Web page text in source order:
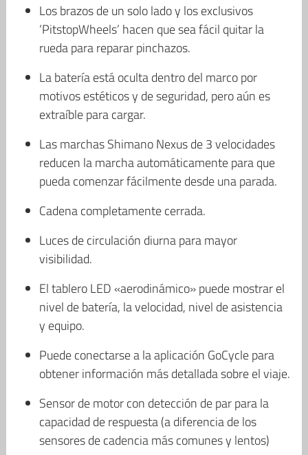
Los brazos de un solo lado y los exclusivos
‘PitstopWheels’ hacen que sea fácil quitar la
rueda para reparar pinchazos.
La batería está oculta dentro del marco por
motivos estéticos y de seguridad, pero aún es
extraíble para cargar.
Las marchas Shimano Nexus de 3 velocidades
reducen la marcha automáticamente para que
pueda comenzar fácilmente desde una parada.
Cadena completamente cerrada.
Luces de circulación diurna para mayor
visibilidad.
El tablero LED «aerodinámico» puede mostrar el
nivel de batería, la velocidad, nivel de asistencia
y equipo.
Puede conectarse a la aplicación GoCycle para
obtener información más detallada sobre el viaje.
Sensor de motor con detección de par para la
capacidad de respuesta (a diferencia de los
sensores de cadencia más comunes y lentos)